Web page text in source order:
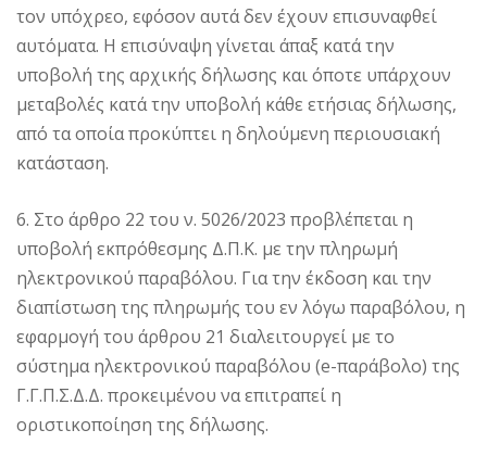
τον υπόχρεο, εφόσον αυτά δεν έχουν επισυναφθεί
αυτόματα. Η επισύναψη γίνεται άπαξ κατά την
υποβολή της αρχικής δήλωσης και όποτε υπάρχουν
μεταβολές κατά την υποβολή κάθε ετήσιας δήλωσης,
από τα οποία προκύπτει η δηλούμενη περιουσιακή
κατάσταση.
6. Στο άρθρο 22 του ν. 5026/2023 προβλέπεται η
υποβολή εκπρόθεσμης Δ.Π.Κ. με την πληρωμή
ηλεκτρονικού παραβόλου. Για την έκδοση και την
διαπίστωση της πληρωμής του εν λόγω παραβόλου, η
εφαρμογή του άρθρου 21 διαλειτουργεί με το
σύστημα ηλεκτρονικού παραβόλου (e-παράβολο) της
Γ.Γ.Π.Σ.Δ.Δ. προκειμένου να επιτραπεί η
οριστικοποίηση της δήλωσης.